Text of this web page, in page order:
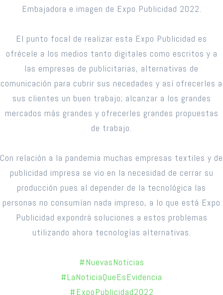
Embajadora e imagen de Expo Publicidad 2022.
El punto focal de realizar esta Expo Publicidad es
ofrécele a los medios tanto digitales como escritos y a
las empresas de publicitarias, alternativas de
comunicación para cubrir sus necedades y así ofrecerles a
sus clientes un buen trabajo; alcanzar a los grandes
mercados más grandes y ofrecerles grandes propuestas
de trabajo.
Con relación a la pandemia muchas empresas textiles y de
publicidad impresa se vio en la necesidad de cerrar su
producción pues al depender de la tecnológica las
personas no consumían nada impreso, a lo que está Expo
Publicidad expondrá soluciones a estos problemas
utilizando ahora tecnologías alternativas.
#NuevasNoticias
#LaNoticiaQueEsEvidencia
#ExpoPublicidad2022